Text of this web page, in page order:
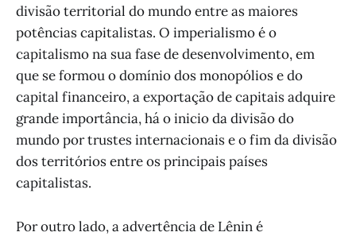
divisão territorial do mundo entre as maiores
potências capitalistas. O imperialismo é o
capitalismo na sua fase de desenvolvimento, em
que se formou o domínio dos monopólios e do
capital financeiro, a exportação de capitais adquire
grande importância, há o inicio da divisão do
mundo por trustes internacionais e o fim da divisão
dos territórios entre os principais países
capitalistas.
Por outro lado, a advertência de Lênin é